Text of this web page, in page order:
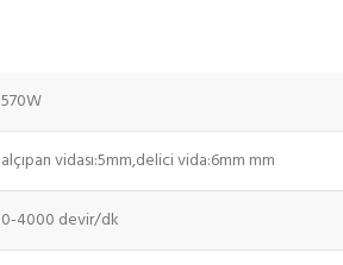
570W
alçıpan vidası:5mm,delici vida:6mm mm
0-4000 devir/dk